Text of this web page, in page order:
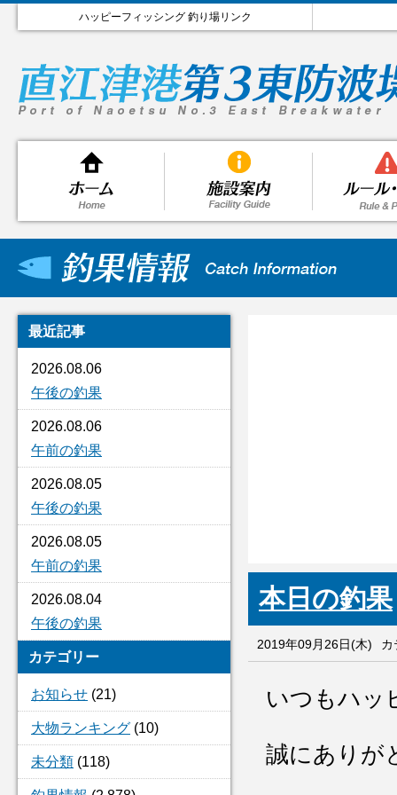
ハッピーフィッシング 釣り場リンク
最近記事
2026.08.06
午後の釣果
2026.08.06
午前の釣果
2026.08.05
午後の釣果
2026.08.05
午前の釣果
2026.08.04
午後の釣果
カテゴリー
お知らせ (21)
大物ランキング (10)
未分類 (118)
本日の釣果
2019年09月26日(木) カ
いつもハッ
誠にありが